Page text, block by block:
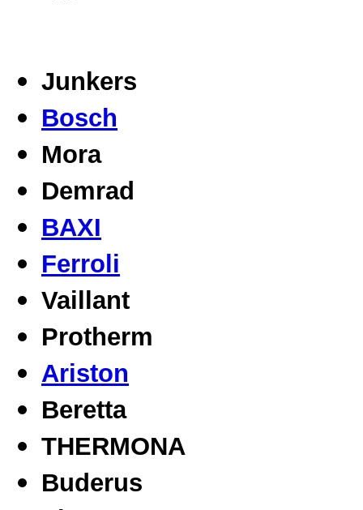
Junkers
Bosch
Mora
Demrad
BAXI
Ferroli
Vaillant
Protherm
Ariston
Beretta
THERMONA
Buderus